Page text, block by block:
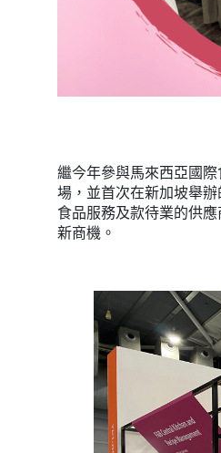
繼今年參與馬來西亞國
場，並首次在新加坡舉
食品服務及款待業的供
新商機。